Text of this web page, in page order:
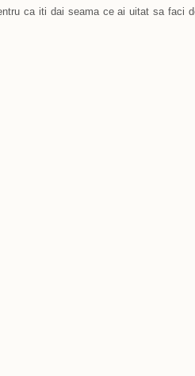
ca iti dai seama ce ai uitat sa faci